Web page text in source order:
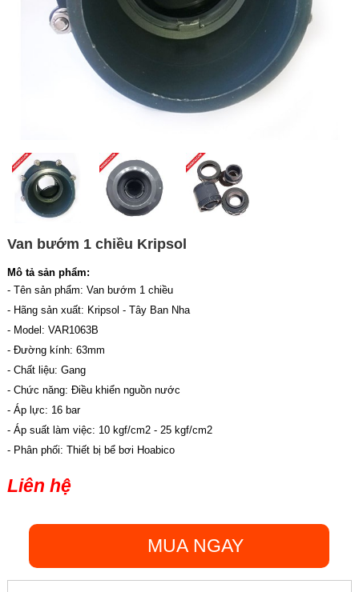
Van bướm 1 chiều Kripsol
Mô tả sản phẩm:
- Tên sản phẩm: Van bướm 1 chiều
- Hãng sản xuất: Kripsol - Tây Ban Nha
- Model: VAR1063B
- Đường kính: 63mm
- Chất liệu: Gang
- Chức năng: Điều khiển nguồn nước
- Áp lực: 16 bar
- Áp suất làm việc: 10 kgf/cm2 - 25 kgf/cm2
- Phân phối: Thiết bị bể bơi Hoabico
Liên hệ
MUA NGAY